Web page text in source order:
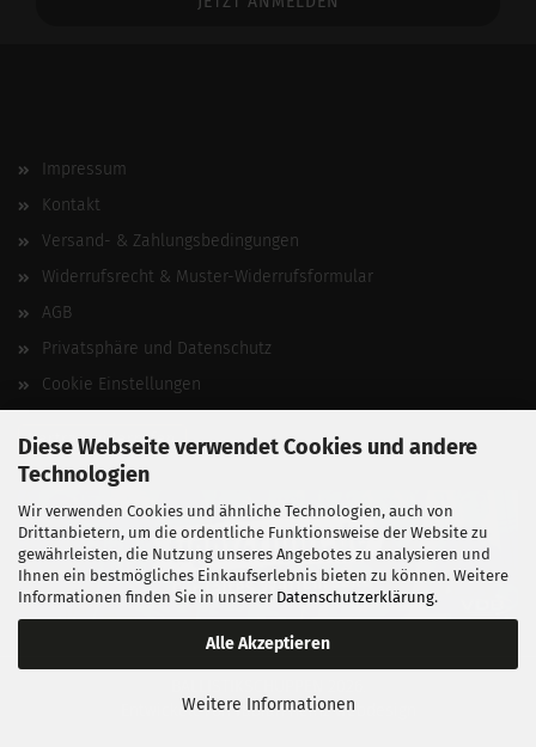
Diese Webseite verwendet Cookies und andere
Technologien
Wir verwenden Cookies und ähnliche Technologien, auch von
Drittanbietern, um die ordentliche Funktionsweise der Website zu
gewährleisten, die Nutzung unseres Angebotes zu analysieren und
Ihnen ein bestmögliches Einkaufserlebnis bieten zu können. Weitere
Informationen finden Sie in unserer Datenschutzerklärung.
Alle Akzeptieren
Weitere Informationen
Impressum
Kontakt
Versand- & Zahlungsbedingungen
Widerrufsrecht & Muster-Widerrufsformular
AGB
Privatsphäre und Datenschutz
Cookie Einstellungen
Vertrag widerrufen
Entwickelt vonfabian heinz webdesign